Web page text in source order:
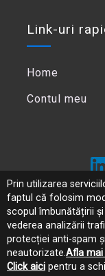
Prin utilizarea
faptul că folosim
scopul îmbunătățirii
vederea analizării
protecției anti-spam
neautorizate.Afla
Click aici pentru a
Link-uri
Home
Contul meu